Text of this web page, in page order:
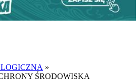
»
ŚRODOWISKA